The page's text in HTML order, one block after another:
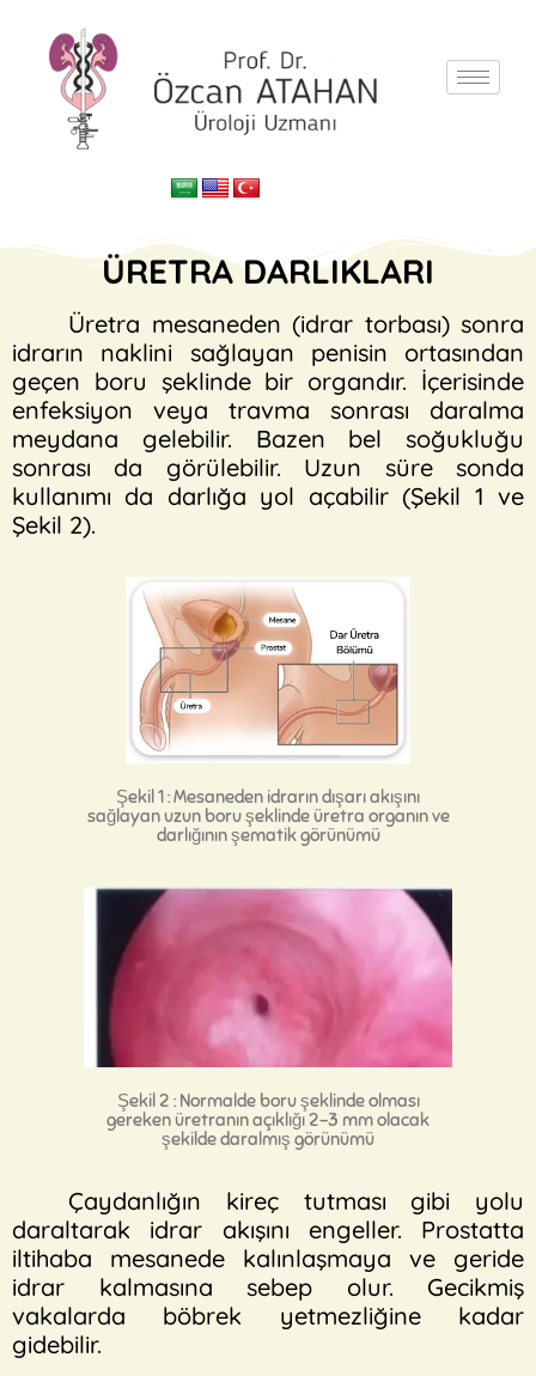
ÜRETRA DARLIKLARI
Üretra mesaneden (idrar torbası) sonra
idrarın naklini sağlayan penisin ortasından
geçen boru şeklinde bir organdır. İçerisinde
enfeksiyon veya travma sonrası daralma
meydana gelebilir. Bazen bel soğukluğu
sonrası da görülebilir. Uzun süre sonda
kullanımı da darlığa yol açabilir (Şekil 1 ve
Şekil 2).
Şekil 1 : Mesaneden idrarın dışarı akışını
sağlayan uzun boru şeklinde üretra organın ve
darlığının şematik görünümü
Şekil 2 : Normalde boru şeklinde olması
gereken üretranın açıklığı 2-3 mm olacak
şekilde daralmış görünümü
Çaydanlığın kireç tutması gibi yolu
daraltarak idrar akışını engeller. Prostatta
iltihaba mesanede kalınlaşmaya ve geride
idrar kalmasına sebep olur. Gecikmiş
vakalarda böbrek yetmezliğine kadar
gidebilir.